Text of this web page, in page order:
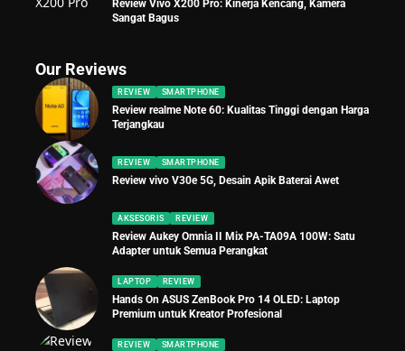
Review Vivo X200 Pro: Kinerja Kencang, Kamera
Sangat Bagus
Our Reviews
REVIEW SMARTPHONE
Review realme Note 60: Kualitas Tinggi dengan Harga
Terjangkau
REVIEW SMARTPHONE
Review vivo V30e 5G, Desain Apik Baterai Awet
AKSESORIS REVIEW
Review Aukey Omnia II Mix PA-TA09A 100W: Satu
Adapter untuk Semua Perangkat
LAPTOP REVIEW
Hands On ASUS ZenBook Pro 14 OLED: Laptop
Premium untuk Kreator Profesional
REVIEW SMARTPHONE